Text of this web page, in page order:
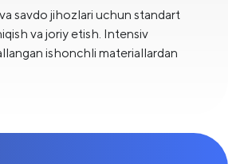
savdo jihozlari uchun standart
va joriy etish. Intensiv
ishonchli materiallardan